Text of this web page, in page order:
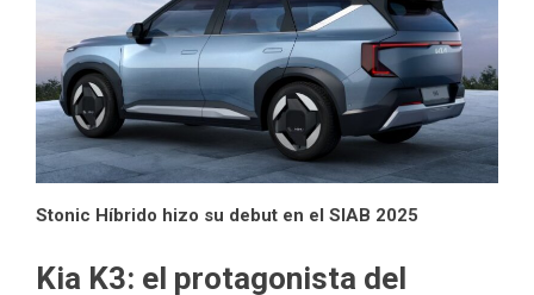
Stonic Híbrido hizo su debut en el SIAB 2025
Kia K3: el protagonista del